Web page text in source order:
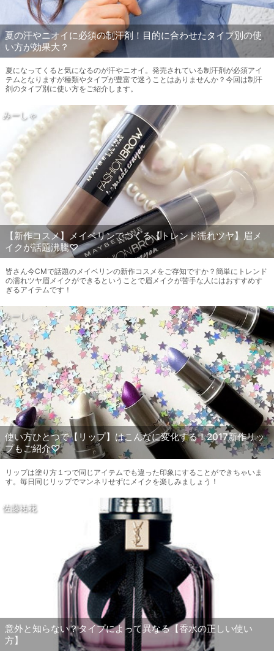
夏の汗やニオイに必須の制汗剤！目的に合わせたタイプ別の使
い方が効果大？
夏になってくると気になるのが汗やニオイ。発売されている制汗剤が必須アイ
テムとなりますが種類やタイプが豊富で迷うことはありませんか？今回は制汗
剤のタイプ別に使い方をご紹介します。
みーしゃ
【新作コスメ】メイベリンでつくる【トレンド濡れツヤ】眉メ
イクが話題沸騰♡
皆さん今CMで話題のメイベリンの新作コスメをご存知ですか？簡単にトレンド
の濡れツヤ眉メイクができるということで眉メイクが苦手な人にはおすすめす
ぎるアイテムです！
みーしゃ
使い方ひとつで【リップ】はこんなに変化する！2017新作リッ
プもご紹介♡
リップは塗り方１つで同じアイテムでも違った印象にすることができちゃいま
す。毎日同じリップでマンネリせずにメイクを楽しみましょう！
佐藤祐花
意外と知らない？タイプによって異なる【香水の正しい使い
方】